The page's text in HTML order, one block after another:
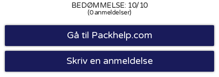
BEDØMMELSE: 10/10
(0 anmeldelser)
Gå til Packhelp.com
Skriv en anmeldelse